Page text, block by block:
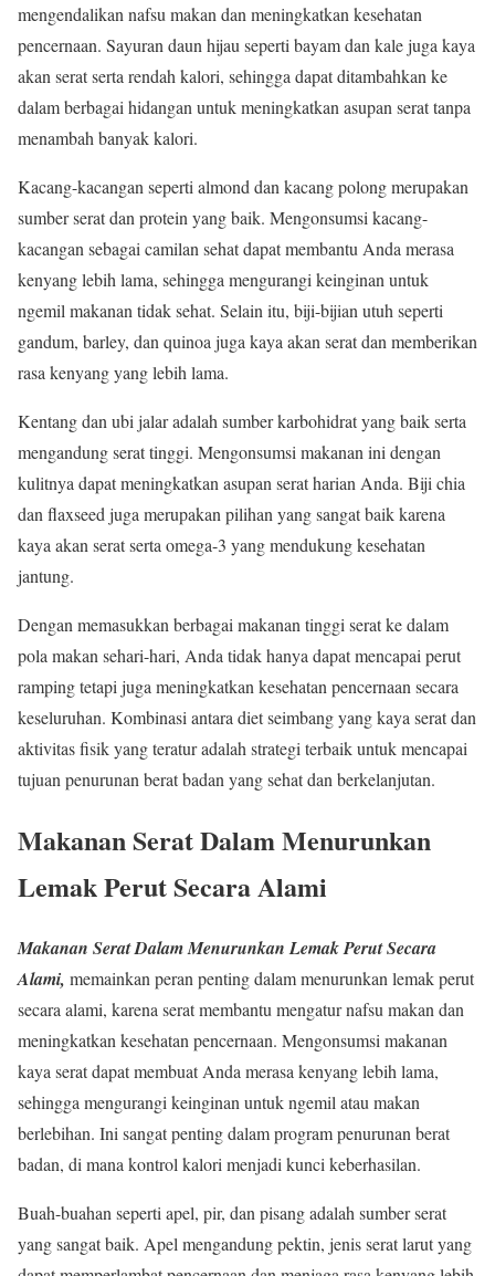
mengendalikan nafsu makan dan meningkatkan kesehatan
pencernaan. Sayuran daun hijau seperti bayam dan kale juga kaya
akan serat serta rendah kalori, sehingga dapat ditambahkan ke
dalam berbagai hidangan untuk meningkatkan asupan serat tanpa
menambah banyak kalori.
Kacang-kacangan seperti almond dan kacang polong merupakan
sumber serat dan protein yang baik. Mengonsumsi kacang-
kacangan sebagai camilan sehat dapat membantu Anda merasa
kenyang lebih lama, sehingga mengurangi keinginan untuk
ngemil makanan tidak sehat. Selain itu, biji-bijian utuh seperti
gandum, barley, dan quinoa juga kaya akan serat dan memberikan
rasa kenyang yang lebih lama.
Kentang dan ubi jalar adalah sumber karbohidrat yang baik serta
mengandung serat tinggi. Mengonsumsi makanan ini dengan
kulitnya dapat meningkatkan asupan serat harian Anda. Biji chia
dan flaxseed juga merupakan pilihan yang sangat baik karena
kaya akan serat serta omega-3 yang mendukung kesehatan
jantung.
Dengan memasukkan berbagai makanan tinggi serat ke dalam
pola makan sehari-hari, Anda tidak hanya dapat mencapai perut
ramping tetapi juga meningkatkan kesehatan pencernaan secara
keseluruhan. Kombinasi antara diet seimbang yang kaya serat dan
aktivitas fisik yang teratur adalah strategi terbaik untuk mencapai
tujuan penurunan berat badan yang sehat dan berkelanjutan.
Makanan Serat Dalam Menurunkan
Lemak Perut Secara Alami
Makanan Serat Dalam Menurunkan Lemak Perut Secara
Alami, memainkan peran penting dalam menurunkan lemak perut
secara alami, karena serat membantu mengatur nafsu makan dan
meningkatkan kesehatan pencernaan. Mengonsumsi makanan
kaya serat dapat membuat Anda merasa kenyang lebih lama,
sehingga mengurangi keinginan untuk ngemil atau makan
berlebihan. Ini sangat penting dalam program penurunan berat
badan, di mana kontrol kalori menjadi kunci keberhasilan.
Buah-buahan seperti apel, pir, dan pisang adalah sumber serat
yang sangat baik. Apel mengandung pektin, jenis serat larut yang